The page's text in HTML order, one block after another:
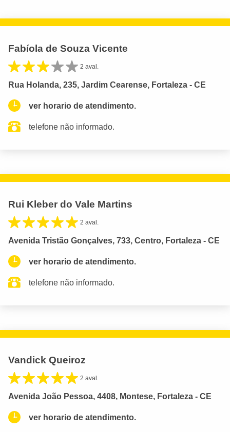
Fabíola de Souza Vicente
2 aval.
Rua Holanda, 235, Jardim Cearense, Fortaleza - CE
ver horario de atendimento.
telefone não informado.
Rui Kleber do Vale Martins
2 aval.
Avenida Tristão Gonçalves, 733, Centro, Fortaleza - CE
ver horario de atendimento.
telefone não informado.
Vandick Queiroz
2 aval.
Avenida João Pessoa, 4408, Montese, Fortaleza - CE
ver horario de atendimento.